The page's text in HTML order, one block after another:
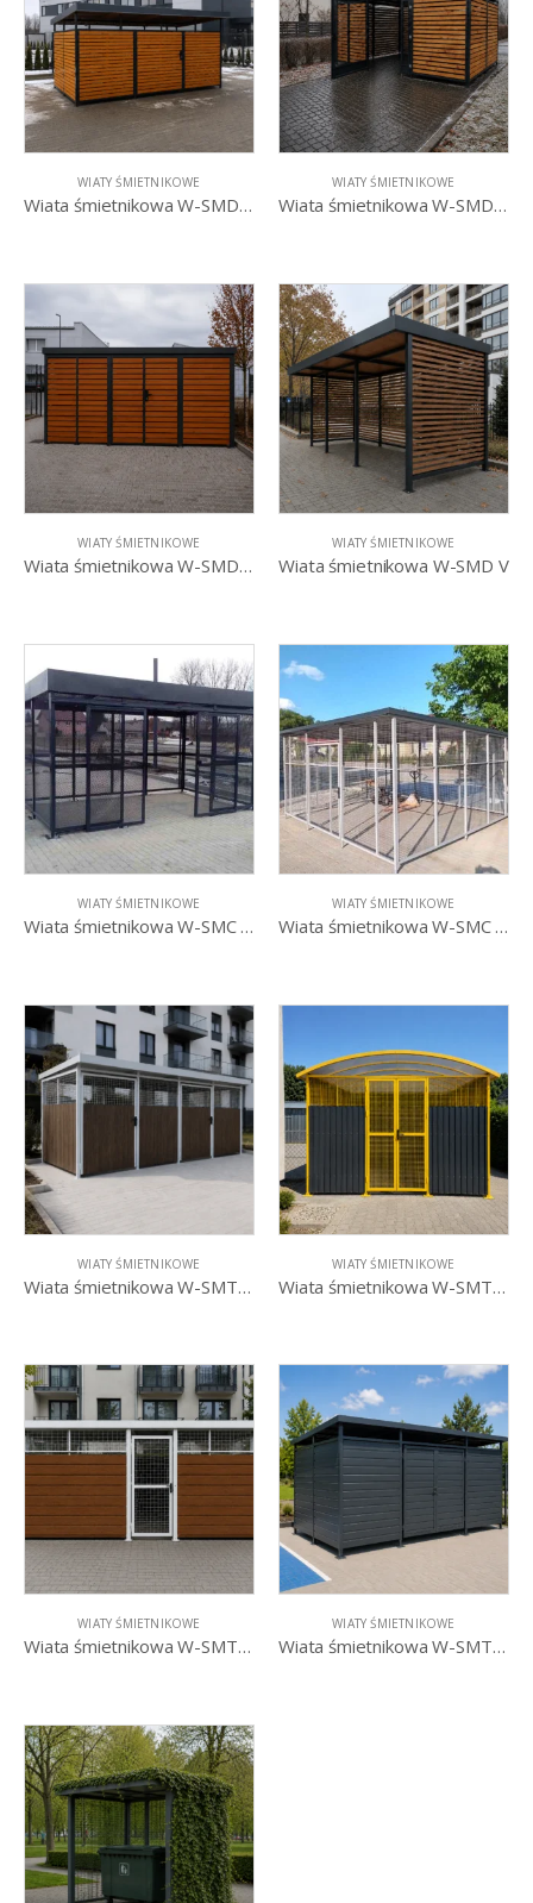
WIATY ŚMIETNIKOWE
Wiata śmietnikowa W-SMD II
WIATY ŚMIETNIKOWE
Wiata śmietnikowa W-SMD III
WIATY ŚMIETNIKOWE
Wiata śmietnikowa W-SMD IV
WIATY ŚMIETNIKOWE
Wiata śmietnikowa W-SMD V
WIATY ŚMIETNIKOWE
Wiata śmietnikowa W-SMC drzwi przesuwne
WIATY ŚMIETNIKOWE
Wiata śmietnikowa W-SMC drzwi uchylne
WIATY ŚMIETNIKOWE
Wiata śmietnikowa W-SMTS I
WIATY ŚMIETNIKOWE
Wiata śmietnikowa W-SMTS II
WIATY ŚMIETNIKOWE
Wiata śmietnikowa W-SMTS III
WIATY ŚMIETNIKOWE
Wiata śmietnikowa W-SMTS IV